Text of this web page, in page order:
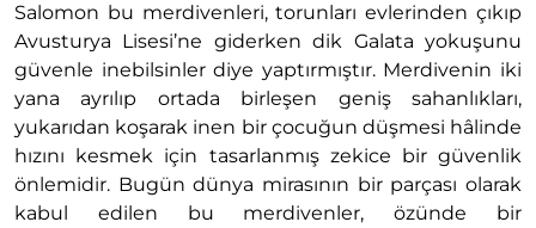
Salomon bu merdivenleri, torunları evlerinden çıkıp
Avusturya Lisesi’ne giderken dik Galata yokuşunu
güvenle inebilsinler diye yaptırmıştır. Merdivenin iki
yana ayrılıp ortada birleşen geniş sahanlıkları,
yukarıdan koşarak inen bir çocuğun düşmesi hâlinde
hızını kesmek için tasarlanmış zekice bir güvenlik
önlemidir. Bugün dünya mirasının bir parçası olarak
kabul edilen bu merdivenler, özünde bir